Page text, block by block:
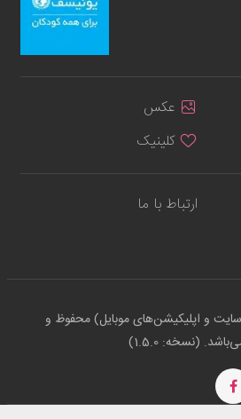
عکس
کلینیک
ارتباط با ما
و اپلیکیشن‌های موبایل) محفوظ و
(نسخه: 1.5.0)